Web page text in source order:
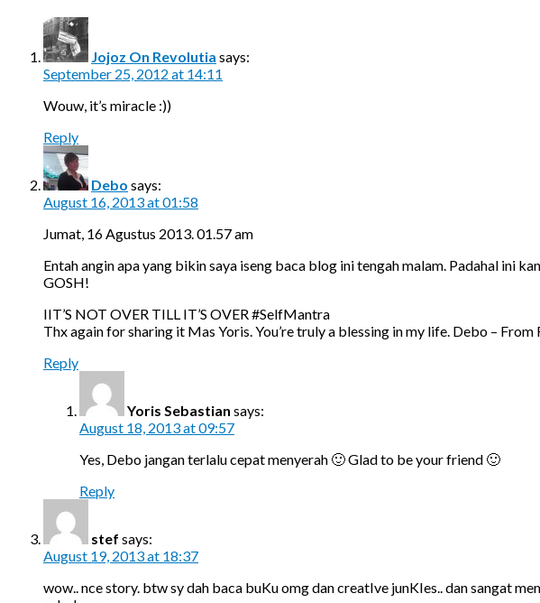
Jojoz On Revolutia says:
September 25, 2012 at 14:11
Wouw, it’s miracle :))
Reply
Debo says:
August 16, 2013 at 01:58
Jumat, 16 Agustus 2013. 01.57 am
Entah angin apa yang bikin saya iseng baca blog ini tengah malam. Padahal ini
GOSH!
IIT’S NOT OVER TILL IT’S OVER #SelfMantra
Thx again for sharing it Mas Yoris. You’re truly a blessing in my life. Debo – From
Reply
Yoris Sebastian says:
August 18, 2013 at 09:57
Yes, Debo jangan terlalu cepat menyerah 🙂 Glad to be your friend 🙂
Reply
stef says:
August 19, 2013 at 18:37
wow.. nce story. btw sy dah baca buKu omg dan creatIve junKIes.. dan sangat